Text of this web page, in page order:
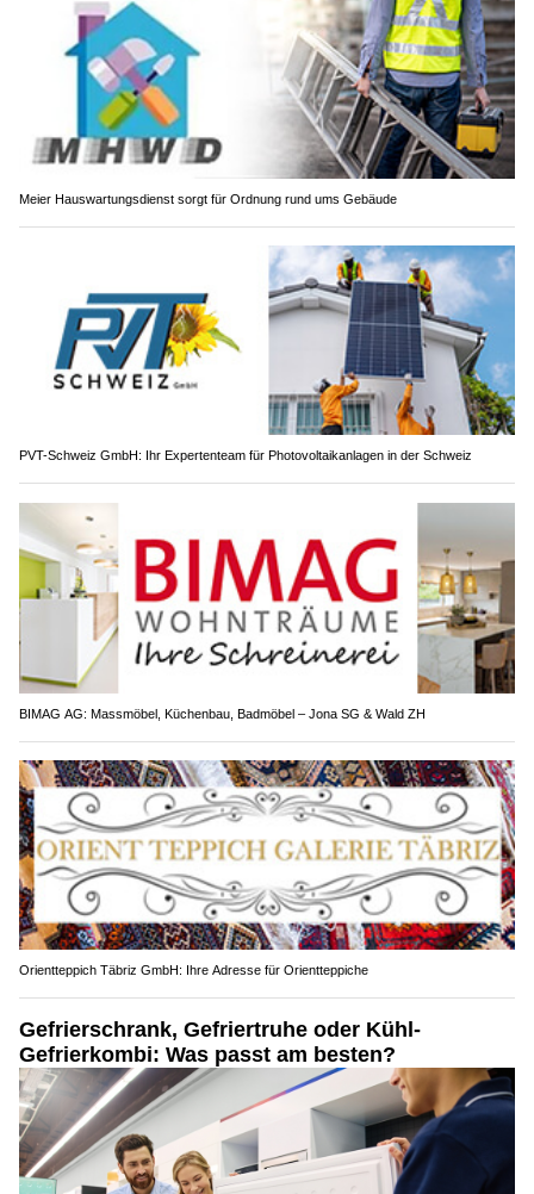
Meier Hauswartungsdienst sorgt für Ordnung rund ums Gebäude
PVT-Schweiz GmbH: Ihr Expertenteam für Photovoltaikanlagen in der Schweiz
BIMAG AG: Massmöbel, Küchenbau, Badmöbel – Jona SG & Wald ZH
Orientteppich Täbriz GmbH: Ihre Adresse für Orientteppiche
Gefrierschrank, Gefriertruhe oder Kühl-
Gefrierkombi: Was passt am besten?